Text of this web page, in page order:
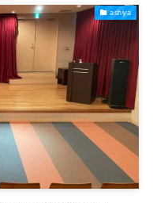
ashiya